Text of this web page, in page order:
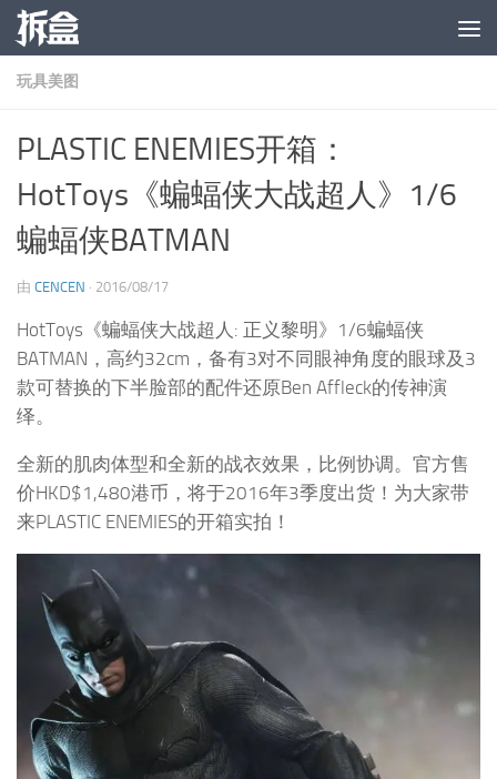
跳至内容
玩具美图
PLASTIC ENEMIES开箱：
HotToys《蝙蝠侠大战超人》1/6
蝙蝠侠BATMAN
由 CENCEN · 2016/08/17
HotToys《蝙蝠侠大战超人: 正义黎明》1/6蝙蝠侠
BATMAN，高约32cm，备有3对不同眼神角度的眼球及3
款可替换的下半脸部的配件还原Ben Affleck的传神演
绎。
全新的肌肉体型和全新的战衣效果，比例协调。官方售
价HKD$1,480港币，将于2016年3季度出货！为大家带
来PLASTIC ENEMIES的开箱实拍！